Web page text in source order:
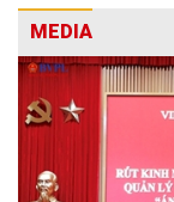
MEDIA